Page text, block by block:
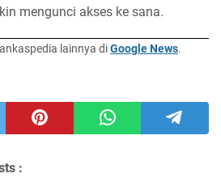
mengunci akses ke sana.
lainnya diGoogle News.
: